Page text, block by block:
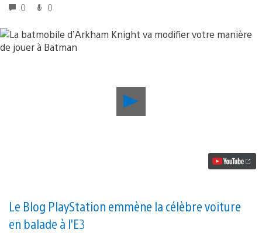
0 0
vidéo
manière
de
Le Blog PlayStation emmène la célèbre voiture
en balade à l'E3